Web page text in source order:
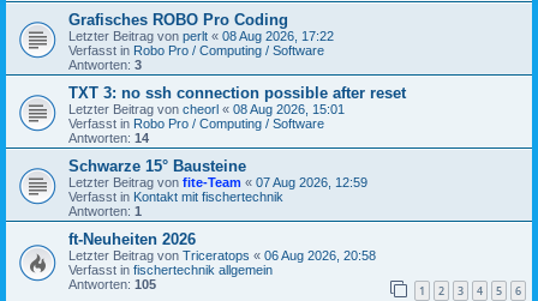
Grafisches ROBO Pro Coding
Letzter Beitrag von perlt « 08 Aug 2026, 17:22
Verfasst in Robo Pro / Computing / Software
Antworten: 3
TXT 3: no ssh connection possible after reset
Letzter Beitrag von cheorl « 08 Aug 2026, 15:01
Verfasst in Robo Pro / Computing / Software
Antworten: 14
Schwarze 15° Bausteine
Letzter Beitrag von fite-Team « 07 Aug 2026, 12:59
Verfasst in Kontakt mit fischertechnik
Antworten: 1
ft-Neuheiten 2026
Letzter Beitrag von Triceratops « 06 Aug 2026, 20:58
Verfasst in fischertechnik allgemein
Antworten: 105 1 2 3 4 5 6